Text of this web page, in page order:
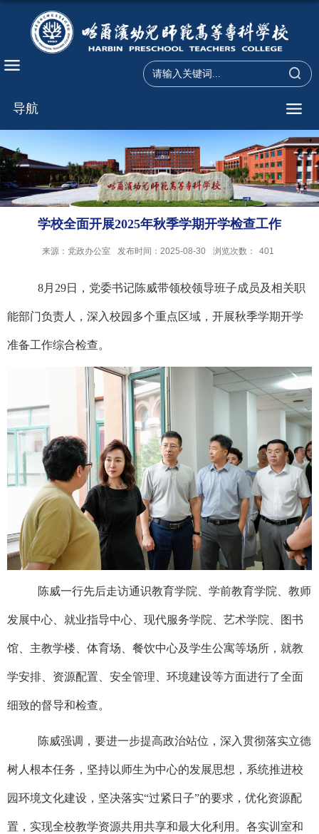
导航
学校全面开展2025年秋季学期开学检查工作
来源：党政办公室 发布时间：2025-08-30 浏览次数： 401
8月 29日，党委书记陈威带领校领导班子成员及相关职
能部门负责人，深入校园多个重点区域，开展秋季学期开学
准备工作综合检查。
陈威一行先后走访通识教育学院、学前教育学院、教师
发展中心、就业指导中心、现代服务学院、艺术学院、图书
馆、主教学楼、体育场、餐饮中心及学生公寓等场所 ，就教
学安排、资源配置、安全管理、环境建设等方面进行了全面
细致的督导和检查。
陈威强调，要进一步提高政治站位，深入贯彻落实立德
树人根本任务，坚持以师生为中心的发展思想 ， 系统推进校
园环境文化建设， 坚决落实“过紧日子”的要求， 优化资源配
置 ， 实现全校教学资源共用共享和最大化利用。各实训室和